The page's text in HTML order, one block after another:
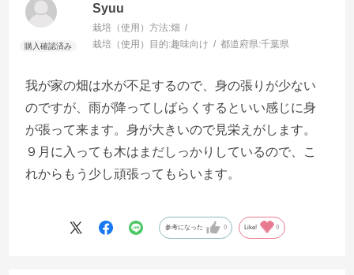
Syuu
栽培（使用）方法:畑
栽培（使用）目的:趣味向け 都道府県:千葉県
我が家の畑は水が不足するので、身の張りが少ない
のですが、雨が降ってしばらくするといい感じに身
が張って来ます。身が大きいので見栄えがします。
９月に入っても木はまだしっかりしているので、こ
れからもう少し頑張ってもらいます。
参考になった 0 Like! 0